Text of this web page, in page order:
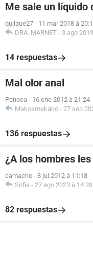
Me sale un líquido
quilpue27 - 11 mar 2018 à
DRA. MARNET - 3 ago
14 respuestas
Mal olor anal
Penosa - 16 ene 2012 à 21:24
Makosmakako - 27 sep
136 respuestas
¿A los hombres
camacho - 8 jul 2012 à 11:18
Sofia - 27 ago 2023 à 14:28
82 respuestas